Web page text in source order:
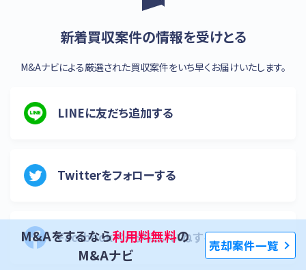
M&Aをするなら利用料無料の
M&Aナビ
売却案件一覧
新着買収案件の情報を受けとる
M&Aナビによる厳選された買収案件をいち早くお届けいたします。
LINEに友だち追加する
Twitterをフォローする
Facebookページにいいねする